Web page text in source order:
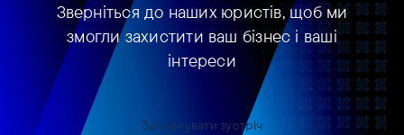
Зверніться до наших юристів, щоб ми
змогли захистити ваш бізнес і ваші
інтереси
Запланувати зустріч